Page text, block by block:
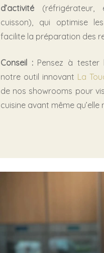
d’activité (réfrigérateur,
cuisson), qui optimise
facilite la préparation des
Conseil :Pensez à tester
notre outil innovant La
de nos showrooms pour
cuisine avant même qu’elle